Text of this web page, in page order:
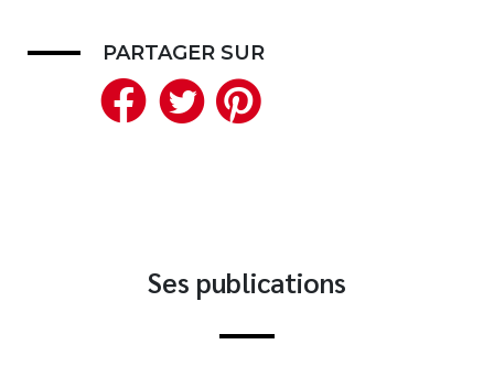
À PROPOS
CONTACT
PARTAGER SUR
Facebook
Twitter
Ses publications